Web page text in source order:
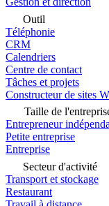
Outil
Téléphonie
CRM
Calendriers
Centre de contact
Tâches et projets
Constructeur de sites
Taille de
Entrepreneur
Petite entreprise
Entreprise
Secteur d'activité
Transport et stockage
Restaurant